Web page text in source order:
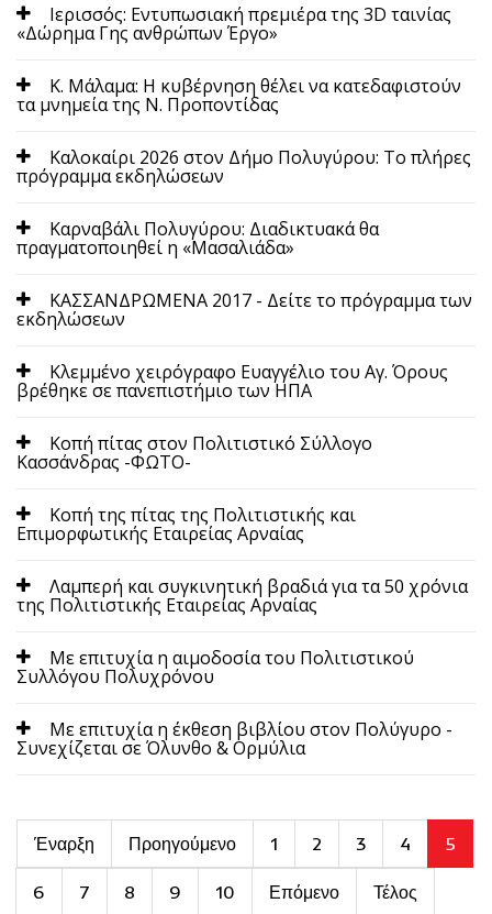
Ιερισσός: Εντυπωσιακή πρεμιέρα της 3D ταινίας
«Δώρημα Γης ανθρώπων Έργο»
Κ. Μάλαμα: Η κυβέρνηση θέλει να κατεδαφιστούν
τα μνημεία της Ν. Προποντίδας
Καλοκαίρι 2026 στον Δήμο Πολυγύρου: Το πλήρες
πρόγραμμα εκδηλώσεων
Καρναβάλι Πολυγύρου: Διαδικτυακά θα
πραγματοποιηθεί η «Μασαλιάδα»
ΚΑΣΣΑΝΔΡΩΜΕΝΑ 2017 - Δείτε το πρόγραμμα των
εκδηλώσεων
Κλεμμένο χειρόγραφο Ευαγγέλιο του Αγ. Όρους
βρέθηκε σε πανεπιστήμιο των ΗΠΑ
Κοπή πίτας στον Πολιτιστικό Σύλλογο
Κασσάνδρας -ΦΩΤΟ-
Κοπή της πίτας της Πολιτιστικής και
Επιμορφωτικής Εταιρείας Αρναίας
Λαμπερή και συγκινητική βραδιά για τα 50 χρόνια
της Πολιτιστικής Εταιρείας Αρναίας
Με επιτυχία η αιμοδοσία του Πολιτιστικού
Συλλόγου Πολυχρόνου
Με επιτυχία η έκθεση βιβλίου στον Πολύγυρο -
Συνεχίζεται σε Όλυνθο & Ορμύλια
Έναρξη Προηγούμενο 1 2 3 4 5
6 7 8 9 10 Επόμενο Τέλος